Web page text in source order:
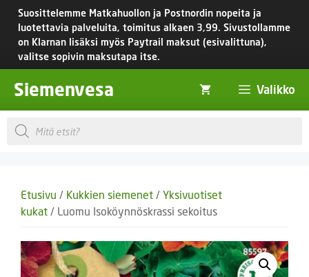
Siirry
sisältöön
Suosittelemme Matkahuollon ja Postnordin nopeita ja
luotettavia palveluita, toimitus alkaen 3,99. Sivustollamme
on Klarnan lisäksi myös Paytrail maksut (esivalittuna),
valitse sopivin maksutapa itse.
Siemenvesa Valikko
Products
search
Etusivu / Kukkien siemenet / Yksivuotiset
kukat / Luomu Isoköynnöskrassi sekoitus